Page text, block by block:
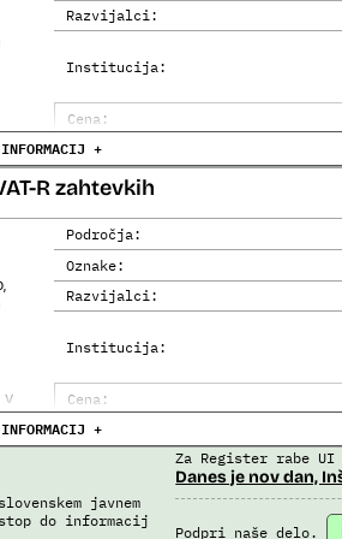
Razvijalci:
Institucija:
Cena:
Trajanje licence:
Analiza učinka na človekove
+
R zahtevkih
Področja:
Oznake:
Razvijalci:
Institucija:
Cena:
Trajanje licence:
Analiza učinka na človekove
Analiza učinka na osebne
v
+
javnem
do informacij
Za Register rabe UI
Danes je nov dan,
Podpri naše delo.